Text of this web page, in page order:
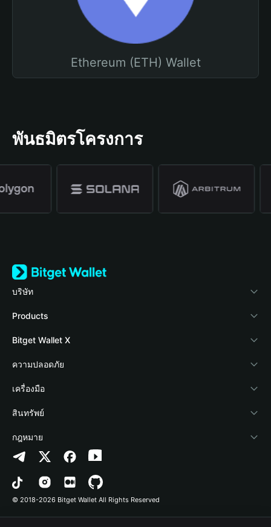
Ethereum (ETH) Wallet
พันธมิตรโครงการ
บริษัท
เกี่ยวกับ Bitget Wallet
Blog
Academy
ข่าวสารด้านคริปโต
ศูนย์ช่วยเหลือ
ติดต่อเรา
ทรัพยากรข้อมูลของแบรนด์
อาชีพ
Products
Crypto Card
Stablecoin Earn
Payfi Crypto
Crypto Swap API
Altcoin Season Index
Prediction Markets
DApp
Bitget Wallet X
นักพัฒนา
เชื่อมต่อ Wallet
Bitget Wallet Pay
ลิสต์โปรเจกต์
ความปลอดภัย
Protection Fund
เทคโนโลยีความปลอดภัย
เครื่องมือ
ซื้อคริปโต
การตรวจจับการอนุญาต
การตรวจจับสัญญา
การโอนเป็นชุด
สินทรัพย์
Arbitrum
Avalanche
Bitcoin
กฎหมาย
นโยบายความเป็นส่วนตัว
ข้อตกลงในการใช้บริการ
© 2018-2026 Bitget Wallet All Rights Reserved